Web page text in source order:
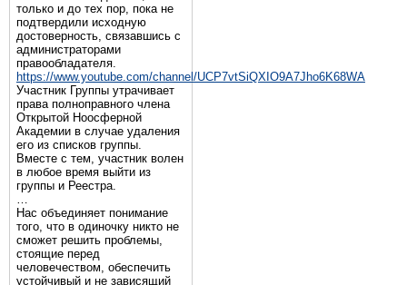
только и до тех пор, пока не
подтвердили исходную
достоверность, связавшись с
администраторами
правообладателя.
https://www.youtube.com/channel/UCP7vtSiQXIO9A7Jho6K68WA
Участник Группы утрачивает
права полноправного члена
Открытой Ноосферной
Академии в случае удаления
его из списков группы.
Вместе с тем, участник волен
в любое время выйти из
группы и Реестра.
…
Нас объединяет понимание
того, что в одиночку никто не
сможет решить проблемы,
стоящие перед
человечеством, обеспечить
устойчивый и не зависящий